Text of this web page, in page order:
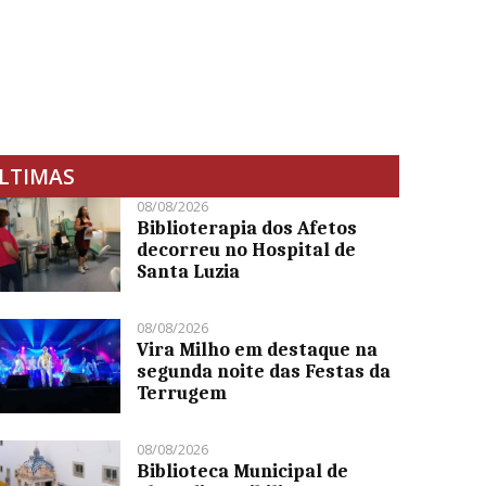
08/08/2026
Biblioterapia dos Afetos
decorreu no Hospital de
Santa Luzia
08/08/2026
Vira Milho em destaque na
segunda noite das Festas da
Terrugem
08/08/2026
Biblioteca Municipal de